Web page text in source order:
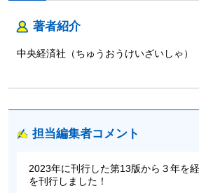
著者紹介
中央経済社（ちゅうおうけいざいしゃ）
担当編集者コメント
2023年に刊行した第13版から３年を
を刊行しました！